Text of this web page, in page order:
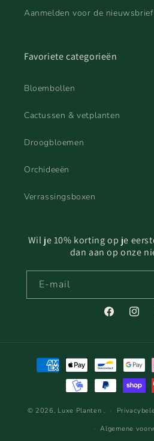
Aanmelden voor de nieuwsbrief
Favoriete categorieën
Bloembollen
Cactussen & vetplanten
Droogbloemen
Orchideeën
Verrassingsboxen
Wil je 10% korting op je
dan aan op onze
E‑mail
Facebook
Betaalmethoden
© 2026, Luxe Planten .
Algemene